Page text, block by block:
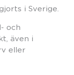
i Sverige.
och
även i
eller